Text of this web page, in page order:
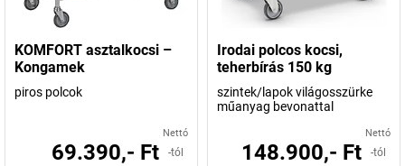
KOMFORT asztalkocsi –
Kongamek
piros polcok
Nettó
69.390,- Ft -tól
Irodai polcos kocsi,
teherbírás 150 kg
szintek/lapok világosszürke
műanyag bevonattal
Nettó
148.900,- Ft -tól